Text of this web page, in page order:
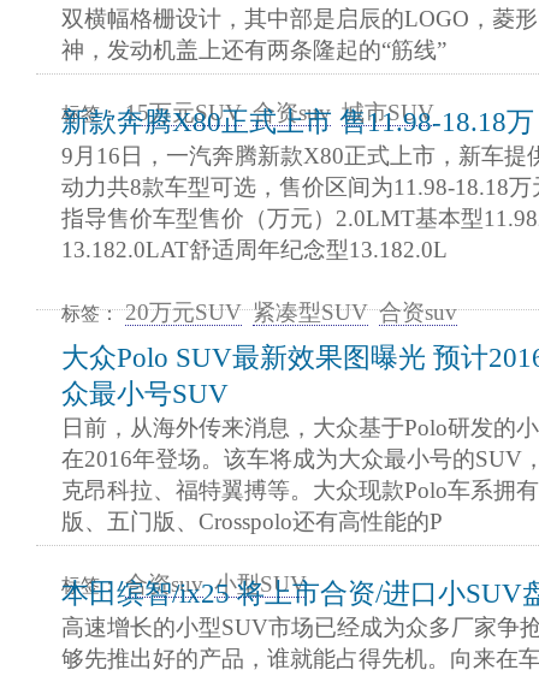
双横幅格栅设计，其中部是启辰的LOGO，菱
神，发动机盖上还有两条隆起的“筋线”
标签： 15万元SUV 合资suv 城市SUV
新款奔腾X80正式上市 售11.98-18.18万
9月16日，一汽奔腾新款X80正式上市，新车提
动力共8款车型可选，售价区间为11.98-18.18
指导售价车型售价（万元）2.0LMT基本型
13.182.0LAT舒适周年纪念型13.182.0L
标签： 20万元SUV 紧凑型SUV 合资suv
大众Polo SUV最新效果图曝光 预计
众最小号SUV
日前，从海外传来消息，大众基于Polo研发的
在2016年登场。该车将成为大众最小号的SUV
克昂科拉、福特翼搏等。大众现款Polo车系拥
版、五门版、Crosspolo还有高性能的P
标签： 合资suv 小型SUV
本田缤智/ix25 将上市合资/进口小SUV
高速增长的小型SUV市场已经成为众多厂家争
够先推出好的产品，谁就能占得先机。向来在